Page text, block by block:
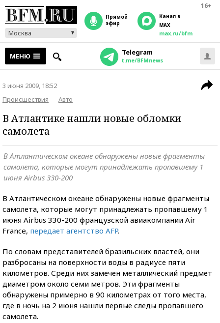
16+
Москва
прямой
эфир
Канал в
MAX
max.ru/bfm
МЕНЮ Telegram
t.me/BFMnews
3 июня 2009, 18:52
Происшествия
Авто
В Атлантике нашли новые обломки
самолета
В Атлантическом океане обнаружены новые фрагменты
самолета, которые могут принадлежать пропавшему 1
июня Airbus 330-200
В Атлантическом океане обнаружены новые фрагменты
самолета, которые могут принадлежать пропавшему 1
июня Airbus 330-200 французской авиакомпании Air
France, передает агентство AFP.
По словам представителей бразильских властей, они
разбросаны на поверхности воды в радиусе пяти
километров. Среди них замечен металлический предмет
диаметром около семи метров. Эти фрагменты
обнаружены примерно в 90 километрах от того места,
где в ночь на 2 июня нашли первые следы пропавшего
самолета.